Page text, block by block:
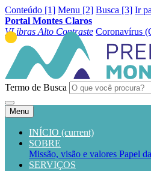
Conteúdo [1] Menu [2] Busca [3] Ir
Portal Montes Claros
VLibras Alto Contraste Coronavírus
Termo de Busca
Menu
INÍCIO (current)
SOBRE
Missão, visão e valores Papel
SERVIÇOS